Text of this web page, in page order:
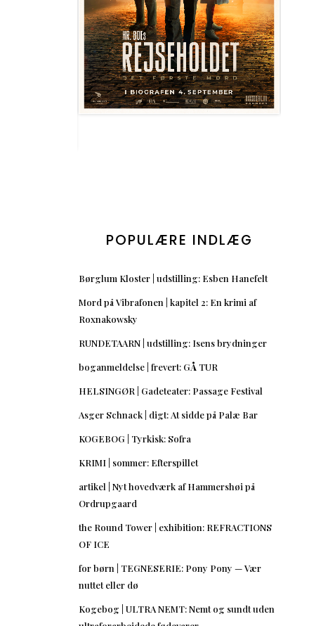
POPULÆRE INDLÆG
Børglum Kloster | udstilling: Esben Hanefelt
Mord på Vibrafonen | kapitel 2: En krimi af
Roxnakowsky
RUNDETAARN | udstilling: Isens brydninger
boganmeldelse | frevert: GÅ TUR
HELSINGØR | Gadeteater: Passage Festival
Asger Schnack | digt: At sidde på Palæ Bar
KOGEBOG | Tyrkisk: Sofra
KRIMI | sommer: Efterspillet
artikel | Nyt hovedværk af Hammershøi på
Ordrupgaard
the Round Tower | exhibition: REFRACTIONS
OF ICE
for børn | TEGNESERIE: Pony Pony — Vær
nuttet eller dø
Kogebog | ULTRA NEMT: Nemt og sundt uden